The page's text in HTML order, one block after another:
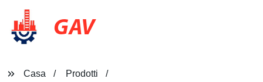
GAV
Casa
Prodotti